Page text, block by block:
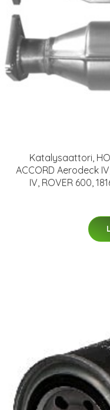
Katalysaattori,
ACCORD Aerodeck
IV, ROVER 600,